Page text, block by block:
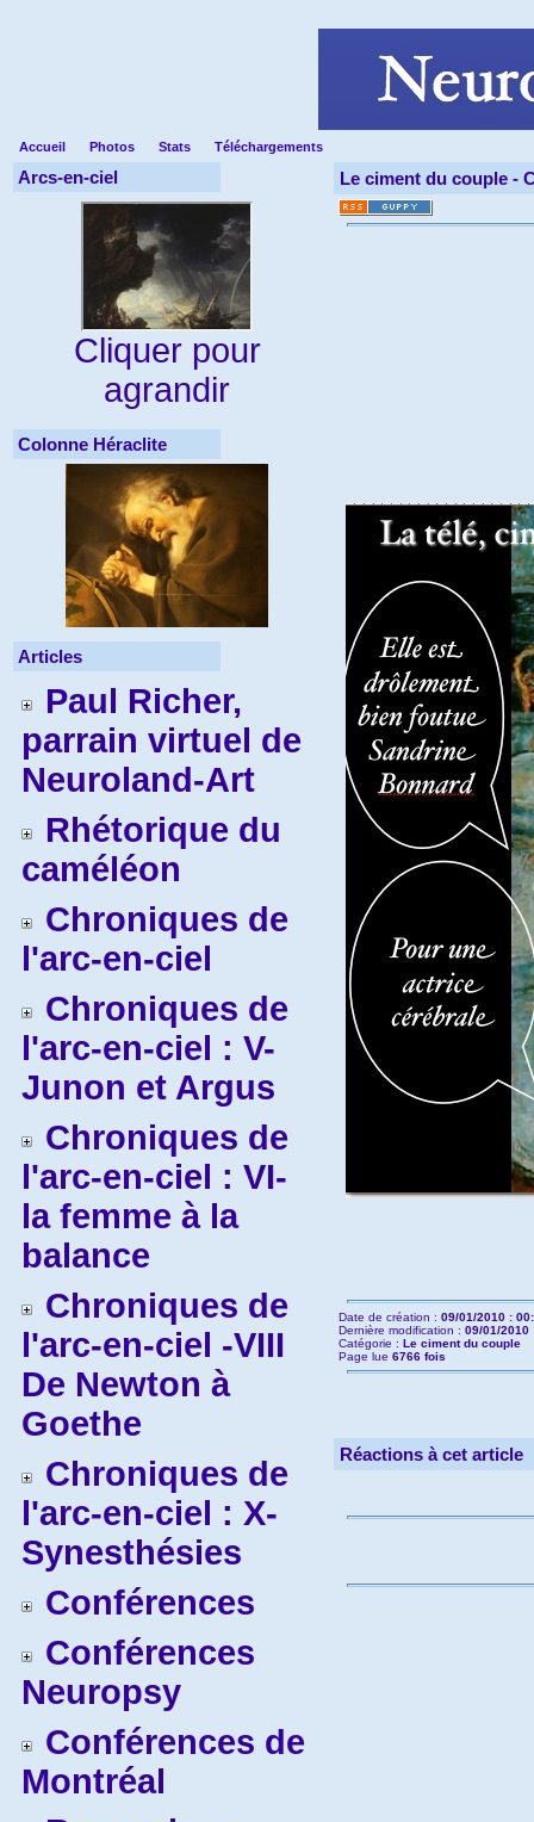
Accueil Photos Stats Téléchargements
Arcs-en-ciel
Cliquer pour
agrandir
Colonne Héraclite
Articles
Paul Richer,
parrain virtuel de
Neuroland-Art
Rhétorique du
caméléon
Chroniques de
l'arc-en-ciel
Chroniques de
l'arc-en-ciel : V-
Junon et Argus
Chroniques de
l'arc-en-ciel : VI-
la femme à la
balance
Chroniques de
l'arc-en-ciel -VIII
De Newton à
Goethe
Chroniques de
l'arc-en-ciel : X-
Synesthésies
Conférences
Conférences
Neuropsy
Conférences de
Montréal
Le ciment du couple -
Date de création : 09/01/2010 :
Dernière modification : 09/01/2010
Catégorie : Le ciment du couple
Page lue 6766 fois
Réactions à cet article